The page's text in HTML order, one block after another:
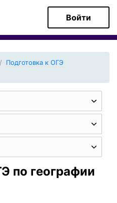
Войти
Подготовка к ОГЭ
по географии